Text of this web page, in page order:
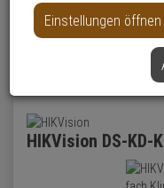
Ihre Auswahl
HIKVision DS-
Einstellungen öffnen